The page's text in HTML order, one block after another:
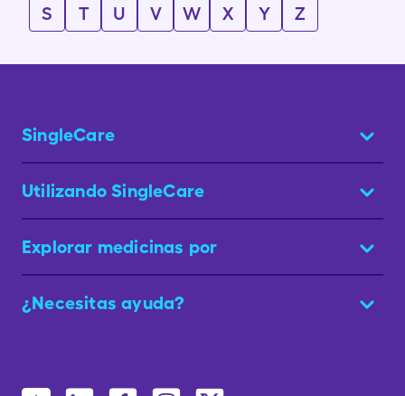
S
T U V W X Y Z
SingleCare
Utilizando SingleCare
Explorar medicinas por
¿Necesitas ayuda?